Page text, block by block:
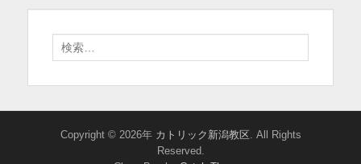
索:
Copyright © 2026年 カトリック新潟教区 . All Rights
Reserved.